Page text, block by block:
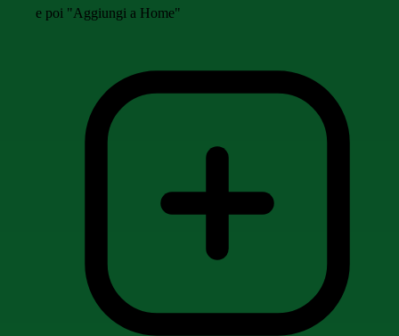
e poi "Aggiungi a Home"